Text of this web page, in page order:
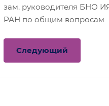
зам. руководителя БНО
РАН по общим вопросам
Следующий